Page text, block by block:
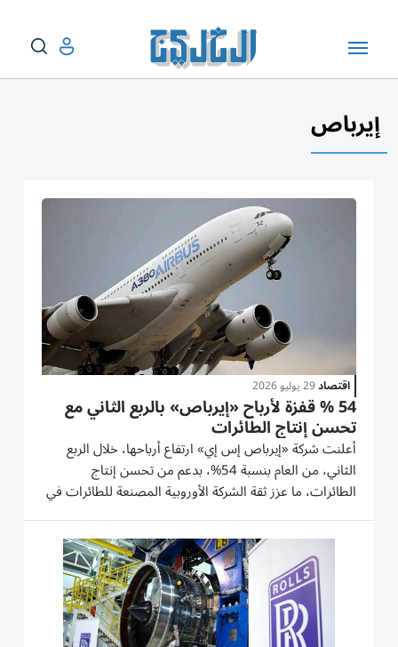
إيرباص
اقتصاد29 يوليو 2026
54 % قفزة لأرباح «إيرباص» بالربع الثاني مع
تحسن إنتاج الطائرات
أعلنت شركة «إيرباص إس إي» ارتفاع أرباحها، خلال الربع
الثاني، من العام بنسبة 54%، بدعم من تحسن إنتاج
الطائرات، ما عزز ثقة الشركة الأوروبية المصنعة للطائرات في
قدرتها على تحقيق هدف تسليم الطائرات التجارية للعام
الجاري. وقالت الشركة، التي تتخذ من مدينة تولوز الفرنسية